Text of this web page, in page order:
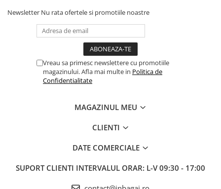
Newsletter Nu rata ofertele si promotiile noastre
Vreau sa primesc newslettere cu promotiile
magazinului. Afla mai multe in Politica de
Confidentialitate
MAGAZINUL MEU
CLIENTI
DATE COMERCIALE
SUPORT CLIENTI INTERVALUL ORAR: L-V 09:30 - 17:00